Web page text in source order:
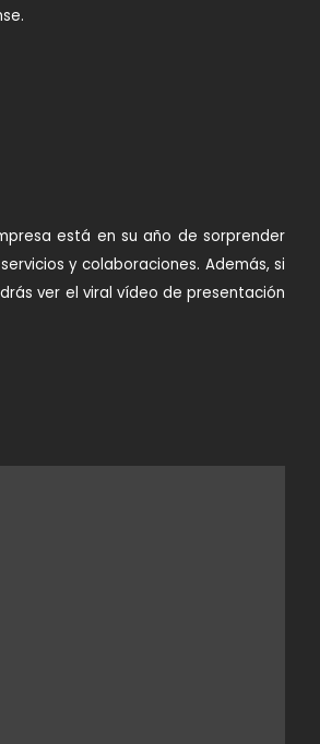
está en su año de sorprender
y colaboraciones. Además, si
ver el viral vídeo de presentación